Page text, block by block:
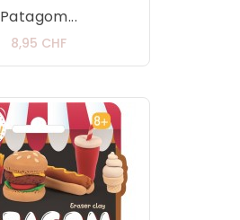
Patagom...
8,95 CHFPrix